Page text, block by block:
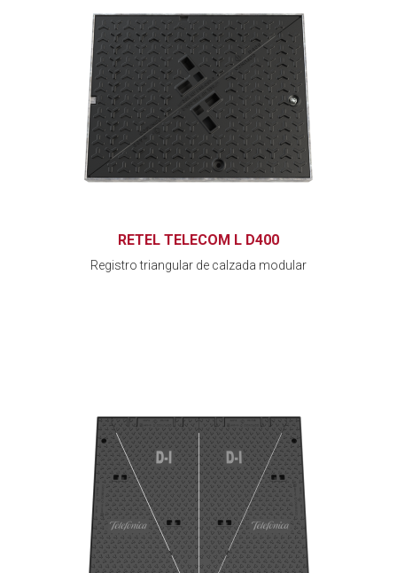
RETEL TELECOM L D400
Registro triangular de calzada modular